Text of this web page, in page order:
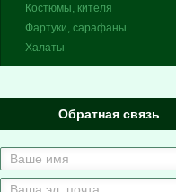
Костюмы, кителя
Фартуки, сарафаны
Халаты
Обратная связь